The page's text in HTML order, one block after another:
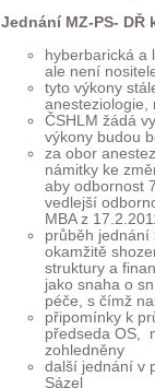
Jednání MZ-PS- DŘ
hyberbarická a
ale není
tyto výkony
anesteziologie,
ČSHLM žádá
výkony budou
za obor
námitky ke
aby odbornost
vedlejší
MBA z
průběh jednání
okamžitě
struktury a
jako snaha o
péče, s čímž
připomínky k
předseda OS,
zohledněny
další jednání v
Sázel